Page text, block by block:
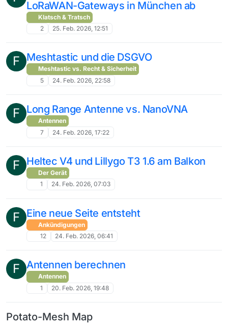
LoRaWAN-Gateways in München ab
Klatsch & Tratsch
2
25. Feb. 2026, 12:51
F Meshtastic und die DSGVO
Meshtastic vs. Recht & Sicherheit
5
24. Feb. 2026, 22:58
F Long Range Antenne vs. NanoVNA
Antennen
7
24. Feb. 2026, 17:22
F Heltec V4 und Lillygo T3 1.6 am Balkon
Der Gerät
1
24. Feb. 2026, 07:03
F Eine neue Seite entsteht
Ankündigungen
12
24. Feb. 2026, 06:41
F Antennen berechnen
Antennen
1
20. Feb. 2026, 19:48
Potato-Mesh Map